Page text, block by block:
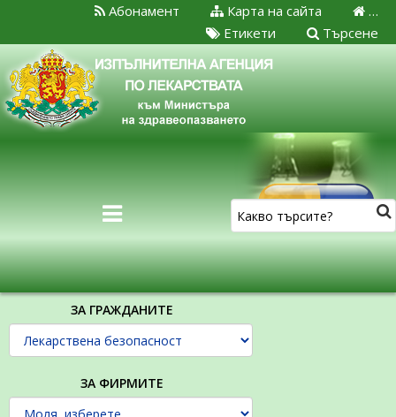
…
Карта на сайта
Абонамент
Търсене
Етикети
ЗА ГРАЖДАНИТЕ
ЗА ФИРМИТЕ